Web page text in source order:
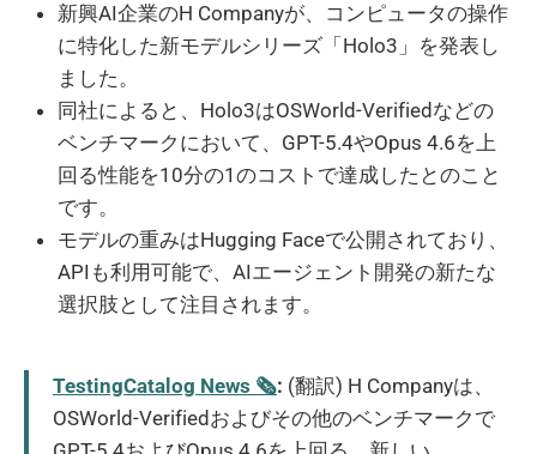
新興AI企業のH Companyが、コンピュータの操作
に特化した新モデルシリーズ「Holo3」を発表し
ました。
同社によると、Holo3はOSWorld-Verifiedなどの
ベンチマークにおいて、GPT-5.4やOpus 4.6を上
回る性能を10分の1のコストで達成したとのこと
です。
モデルの重みはHugging Faceで公開されており、
APIも利用可能で、AIエージェント開発の新たな
選択肢として注目されます。
TestingCatalog News 🗞: (翻訳) H Companyは、
OSWorld-Verifiedおよびその他のベンチマークで